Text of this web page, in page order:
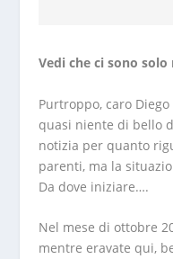
Vedi che ci sono
Purtroppo, caro
quasi niente di bello
notizia per quanto
parenti, ma la
Da dove iniziare….
Nel mese di ottobre
mentre eravate qui,